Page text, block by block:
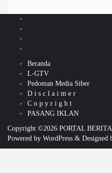
Beranda
L-GTV
Pedoman Media Siber
D i s c l a i m e r
C o p y r i g h t
PASANG IKLAN
Copyright ©2026 PORTAL
Powered by WordPress & Designed